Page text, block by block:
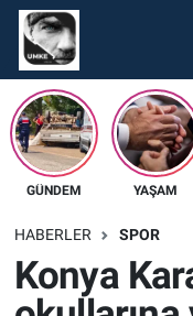
GÜNDEM YAŞAM
HABERLER SPOR
Konya
Gündem
Ekonomi
Spor
Tüm Haberler
Nöbetçi
Hava Durumu
Namaz Vakitleri
Süper Lig